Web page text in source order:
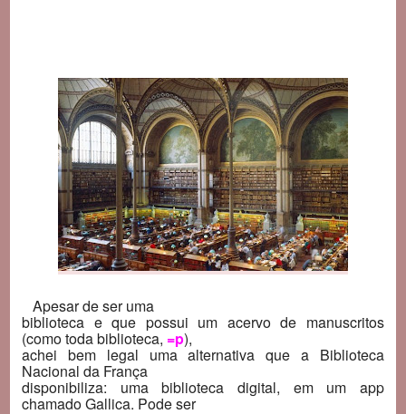
Apesar de ser uma
biblioteca e que possui um acervo de manuscritos
(como toda biblioteca, =p),
achei bem legal uma alternativa que a Biblioteca
Nacional da França
disponibiliza: uma biblioteca digital, em um app
chamado Gallica. Pode ser